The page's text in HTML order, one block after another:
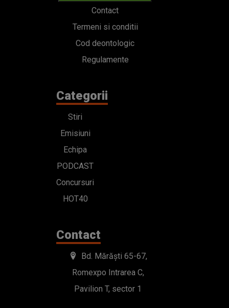
Contact
Termeni si conditii
Cod deontologic
Regulamente
Categorii
Stiri
Emisiuni
Echipa
PODCAST
Concursuri
HOT40
Contact
Bd. Mărăști 65-67,
Romexpo Intrarea C,
Pavilion T, sector 1